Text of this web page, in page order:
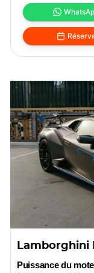
Lamborghini
Puissance du